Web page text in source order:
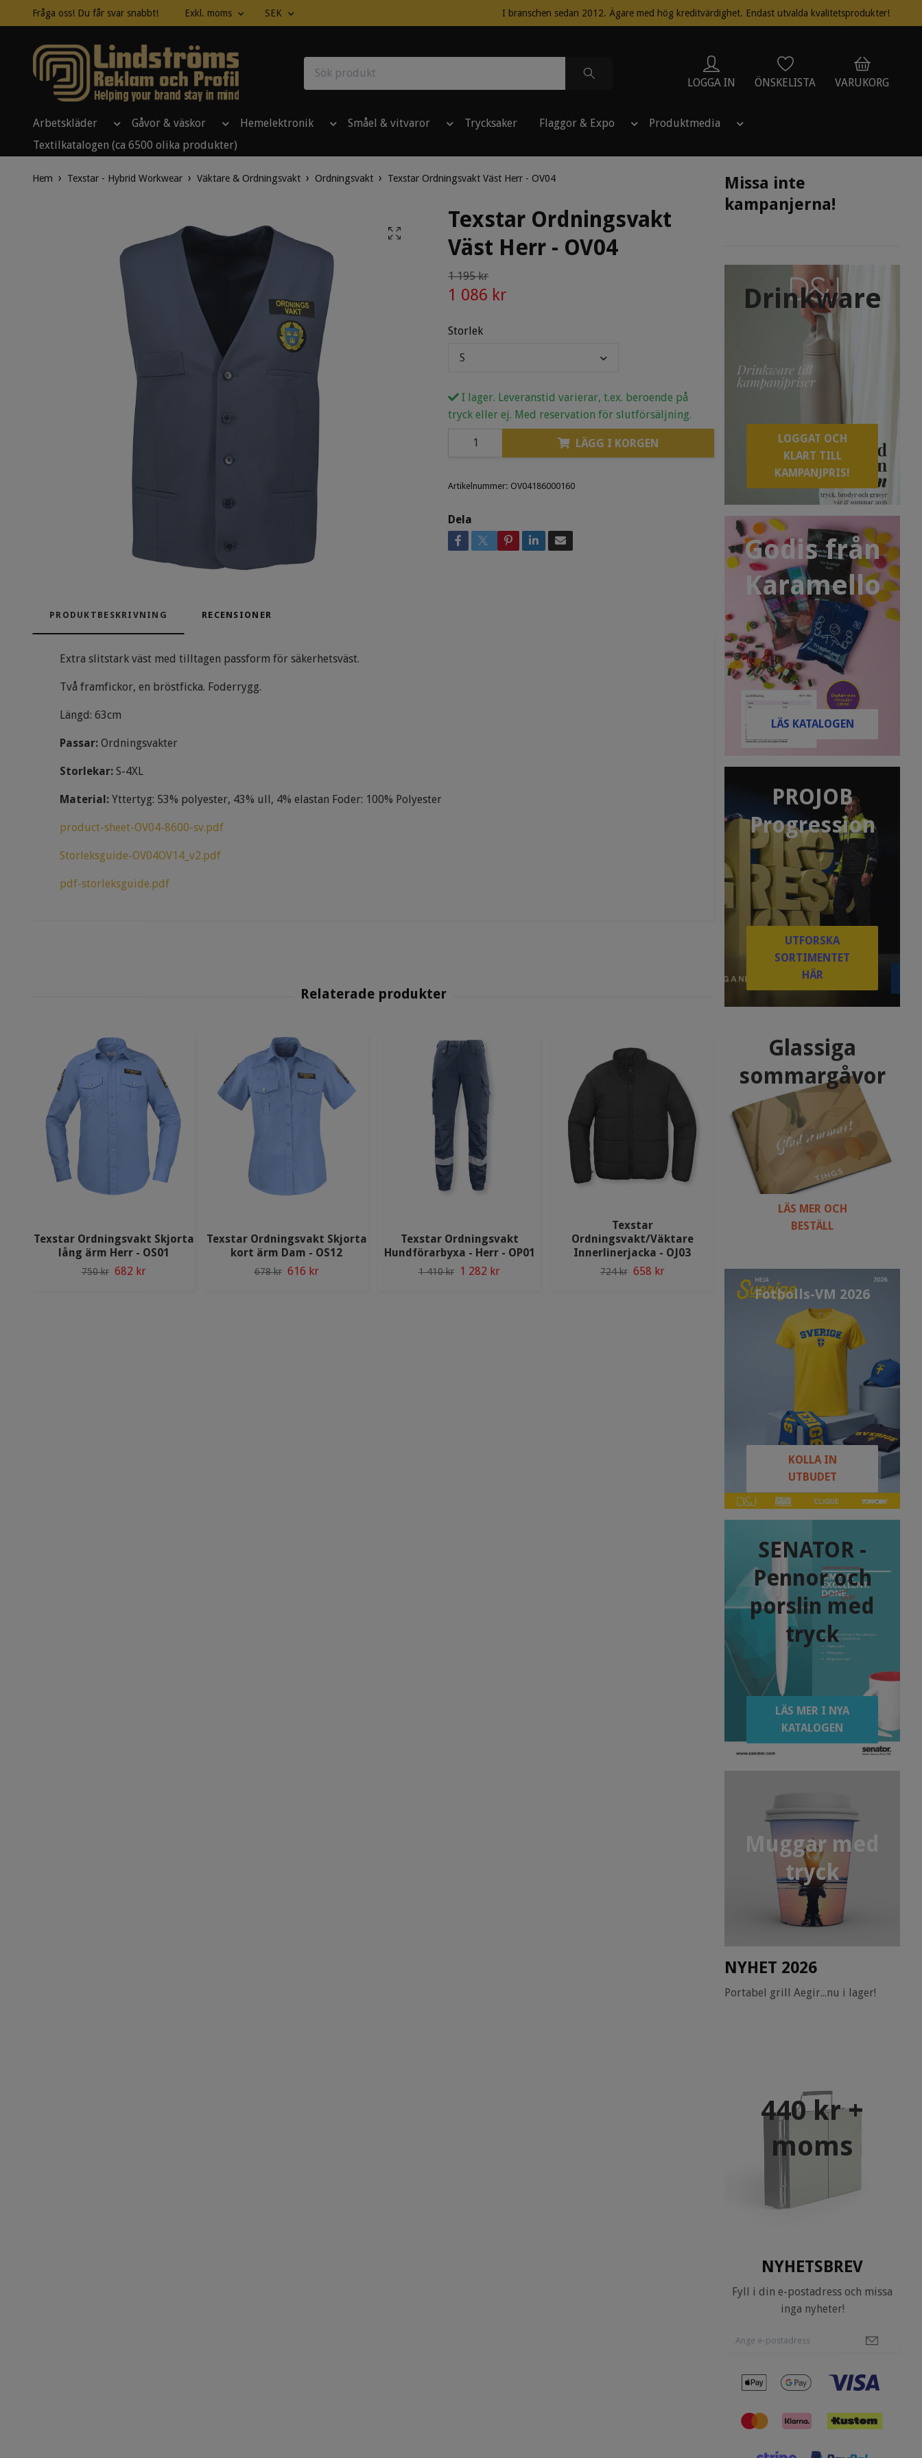
Fråga oss! Du får svar snabbt! Exkl. moms SEK I branschen sedan 2012. Ägare med hög kreditvärdighet. Endast utvalda kvalitetsprodukter!
LOGGA IN ÖNSKELISTA VARUKORG
Arbetskläder Gåvor & väskor Hemelektronik Småel & vitvaror Trycksaker Flaggor & Expo
Produktmedia
Textilkatalogen (ca 6500 olika produkter)
Missa inte
kampanjerna!
Drinkware
LOGGAT OCH
KLART TILL
KAMPANJPRIS!
Godis från
Karamello
LÄS KATALOGEN
PROJOB
Progression
UTFORSKA
SORTIMENTET
HÄR
Glassiga
sommargåvor
LÄS MER OCH
BESTÄLL
Fotbolls-VM 2026
KOLLA IN
UTBUDET
SENATOR -
Pennor och
porslin med
tryck
LÄS MER I NYA
KATALOGEN
Muggar med
tryck
NYHET 2026
Portabel grill Aegir...nu i lager!
440 kr +
moms
NYHETSBREV
Fyll i din e-postadress och missa
inga nyheter!
Hem Texstar - Hybrid Workwear Väktare & Ordningsvakt Ordningsvakt Texstar Ordningsvakt Väst Herr - OV04
Texstar Ordningsvakt
Väst Herr - OV04
1 195 kr
1 086 kr
Storlek
S
I lager. Leveranstid varierar, t.ex. beroende på
tryck eller ej. Med reservation för slutförsäljning.
LÄGG I KORGEN
Artikelnummer: OV04186000160
Dela
PRODUKTBESKRIVNING RECENSIONER
Extra slitstark väst med tilltagen passform för säkerhetsväst.
Två framfickor, en bröstficka. Foderrygg.
Längd: 63cm
Passar: Ordningsvakter
Storlekar: S-4XL
Material: Yttertyg: 53% polyester, 43% ull, 4% elastan Foder: 100% Polyester
product-sheet-OV04-8600-sv.pdf
Storleksguide-OV04OV14_v2.pdf
pdf-storleksguide.pdf
Texstar Ordningsvakt Skjorta
lång ärm Herr - OS01
750 kr 682 kr
Texstar Ordningsvakt Skjorta
kort ärm Dam - OS12
678 kr 616 kr
Texstar Ordningsvakt
Hundförarbyxa - Herr - OP01
1 410 kr 1 282 kr
Texstar
Ordningsvakt/Väktare
Innerlinerjacka - OJ03
724 kr 658 kr 297 kr 270 kr